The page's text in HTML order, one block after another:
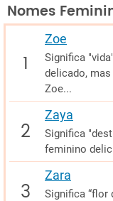
Nomes
Zoe
Significa
delicado,
Zoe...
Zaya
Significa
feminino
Zara
Significa “flor